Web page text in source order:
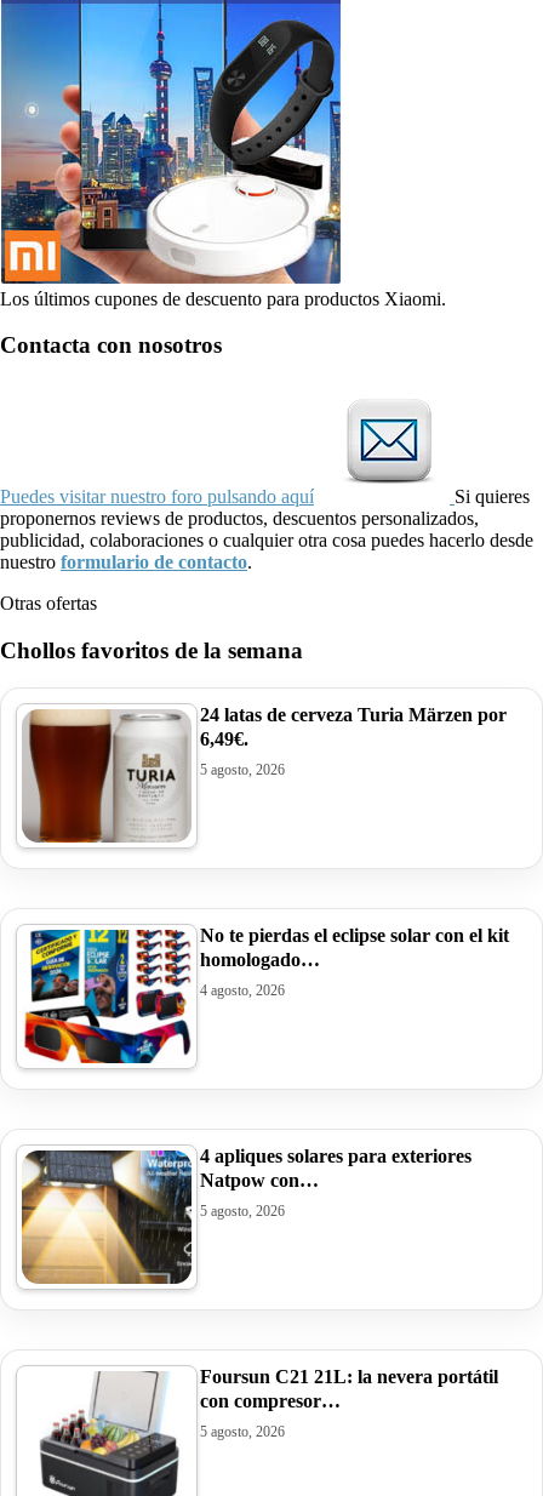
Los últimos cupones de descuento para productos Xiaomi.
Contacta con nosotros
Puedes visitar nuestro foro pulsando aquí
Si quieres
proponernos reviews de productos, descuentos personalizados,
publicidad, colaboraciones o cualquier otra cosa puedes hacerlo desde
nuestro formulario de contacto.
Otras ofertas
Chollos favoritos de la semana
24 latas de cerveza Turia Märzen por
6,49€.
5 agosto, 2026
No te pierdas el eclipse solar con el kit
homologado…
4 agosto, 2026
4 apliques solares para exteriores
Natpow con…
5 agosto, 2026
Foursun C21 21L: la nevera portátil
con compresor…
5 agosto, 2026